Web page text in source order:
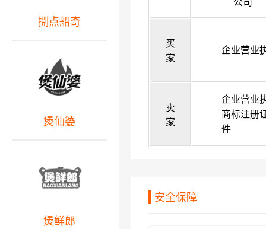
买
家
企业营业
卖
家
企业营业
商标注册
件
安全保障
捌点船奇
煲仙婆
煲鲜郎